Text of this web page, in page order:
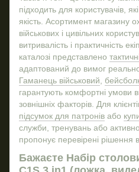
Термобілизна купити
Утеплені тактичні штани
Тактична кофта
Очки тактичні
Брелок
Окуляри тактичні ціна
Товари для військових
Куртки тактичні
Військовий магазин
підходить для користувачів,
якість. Асортимент магазину
військових і цивільних
витривалість і практичність
каталозі представлено
адаптований до вимог
Гаманець військовий
гарантують комфортні умови
зовнішніх факторів. Для
підсумок для патронів або
служби, тренувань або
пропонує перевірені рішення
Бажаєте Набір